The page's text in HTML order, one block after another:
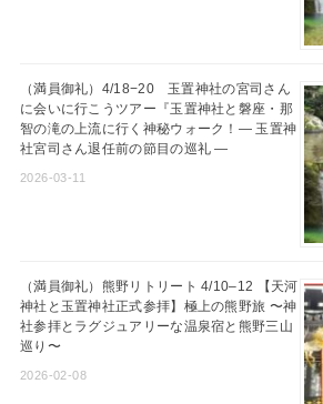
（満員御礼）4/18−20 玉置神社の宮司さん
に会いに行こうツアー『玉置神社と磐座・那
智の滝の上流に行く神秘ウォーク！― 玉置神
社宮司さん退任前の節目の巡礼 ―
2026-03-11
（満員御礼）熊野リトリート 4/10–12 【天河
神社と玉置神社正式参拝】極上の熊野旅 〜神
社参拝とラグジュアリーな温泉宿と熊野三山
巡り〜
2026-02-08